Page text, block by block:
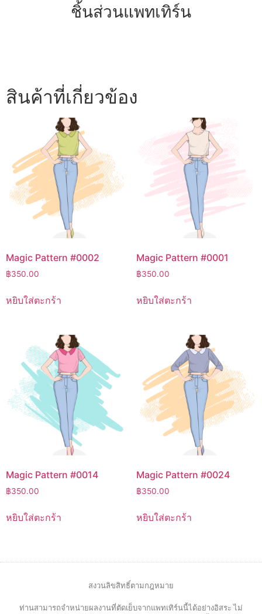
ชิ้นส่วนแพทเทิร์น
สินค้าที่เกี่ยวข้อง
Magic Pattern #0002
฿350.00
หยิบใส่ตะกร้า
Magic Pattern #0001
฿350.00
หยิบใส่ตะกร้า
Magic Pattern #0014
฿350.00
หยิบใส่ตะกร้า
Magic Pattern #0024
฿350.00
หยิบใส่ตะกร้า
สงวนลิขสิทธิ์ตามกฎหมาย
ท่านสามารถจำหน่ายผลงานที่ตัดเย็บจากแพทเทิร์นนี้ได้อย่างอิสระ ไม่